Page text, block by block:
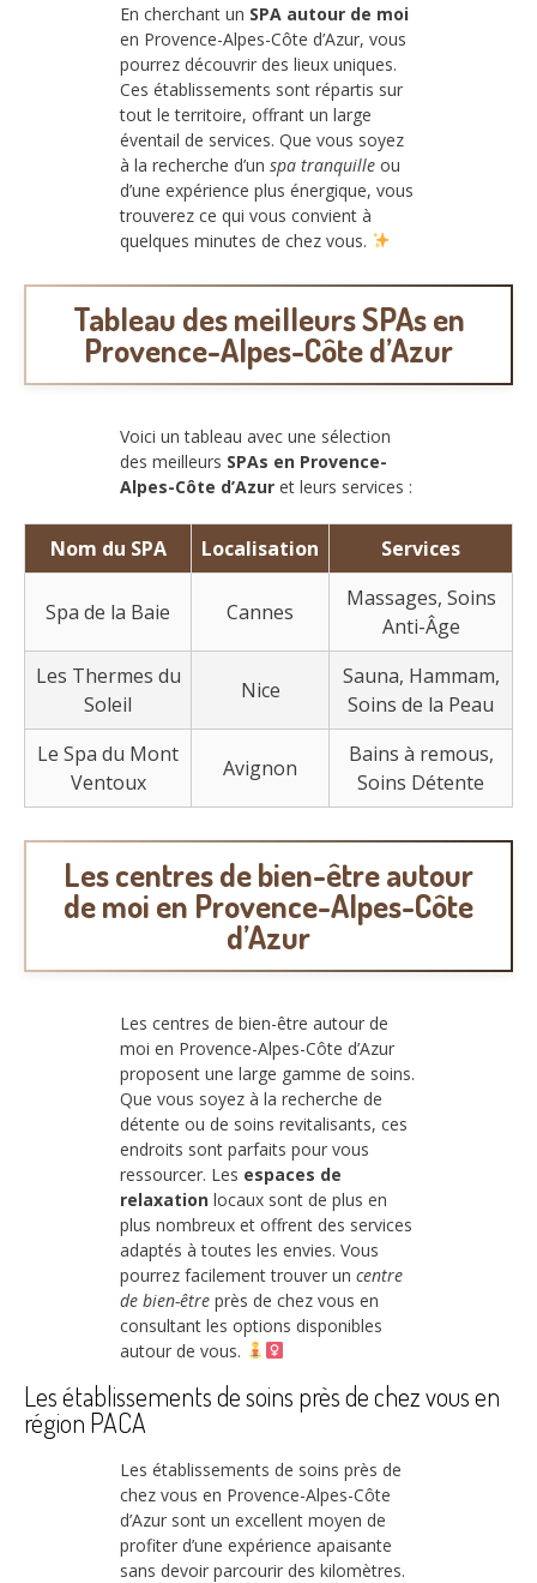
En cherchant un SPA autour de moi
en Provence-Alpes-Côte d’Azur, vous
pourrez découvrir des lieux uniques.
Ces établissements sont répartis sur
tout le territoire, offrant un large
éventail de services. Que vous soyez
à la recherche d’un spa tranquille ou
d’une expérience plus énergique, vous
trouverez ce qui vous convient à
quelques minutes de chez vous.
Tableau des meilleurs SPAs en
Provence-Alpes-Côte d’Azur
Voici un tableau avec une sélection
des meilleurs SPAs en Provence-
Alpes-Côte d’Azur et leurs services :
Nom du SPA Localisation Services
Spa de la Baie Cannes
Massages, Soins
Anti-Âge
Les Thermes du
Soleil
Nice
Sauna, Hammam,
Soins de la Peau
Le Spa du Mont
Ventoux
Avignon
Bains à remous,
Soins Détente
Les centres de bien-être autour
de moi en Provence-Alpes-Côte
d’Azur
Les centres de bien-être autour de
moi en Provence-Alpes-Côte d’Azur
proposent une large gamme de soins.
Que vous soyez à la recherche de
détente ou de soins revitalisants, ces
endroits sont parfaits pour vous
ressourcer. Les espaces de
relaxation locaux sont de plus en
plus nombreux et offrent des services
adaptés à toutes les envies. Vous
pourrez facilement trouver un centre
de bien-être près de chez vous en
consultant les options disponibles
autour de vous.
Les établissements de soins près de chez vous en
région PACA
Les établissements de soins près de
chez vous en Provence-Alpes-Côte
d’Azur sont un excellent moyen de
profiter d’une expérience apaisante
sans devoir parcourir des kilomètres.